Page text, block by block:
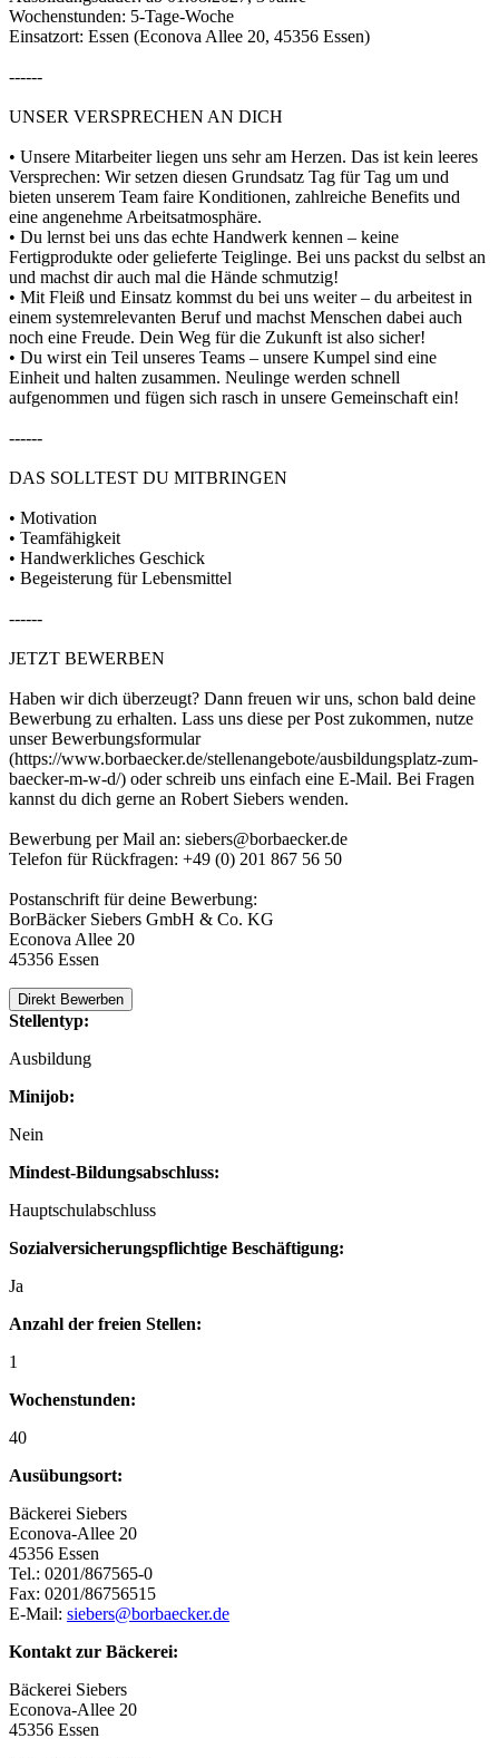
Wochenstunden: 5-Tage-Woche
Einsatzort: Essen (Econova Allee 20, 45356 Essen)
------
UNSER VERSPRECHEN AN DICH
• Unsere Mitarbeiter liegen uns sehr am Herzen. Das ist kein leeres
Versprechen: Wir setzen diesen Grundsatz Tag für Tag um und
bieten unserem Team faire Konditionen, zahlreiche Benefits und
eine angenehme Arbeitsatmosphäre.
• Du lernst bei uns das echte Handwerk kennen – keine
Fertigprodukte oder gelieferte Teiglinge. Bei uns packst du selbst an
und machst dir auch mal die Hände schmutzig!
• Mit Fleiß und Einsatz kommst du bei uns weiter – du arbeitest in
einem systemrelevanten Beruf und machst Menschen dabei auch
noch eine Freude. Dein Weg für die Zukunft ist also sicher!
• Du wirst ein Teil unseres Teams – unsere Kumpel sind eine
Einheit und halten zusammen. Neulinge werden schnell
aufgenommen und fügen sich rasch in unsere Gemeinschaft ein!
------
DAS SOLLTEST DU MITBRINGEN
• Motivation
• Teamfähigkeit
• Handwerkliches Geschick
• Begeisterung für Lebensmittel
------
JETZT BEWERBEN
Haben wir dich überzeugt? Dann freuen wir uns, schon bald deine
Bewerbung zu erhalten. Lass uns diese per Post zukommen, nutze
unser Bewerbungsformular
(https://www.borbaecker.de/stellenangebote/ausbildungsplatz-zum-
baecker-m-w-d/) oder schreib uns einfach eine E-Mail. Bei Fragen
kannst du dich gerne an Robert Siebers wenden.
Bewerbung per Mail an: siebers@borbaecker.de
Telefon für Rückfragen: +49 (0) 201 867 56 50
Postanschrift für deine Bewerbung:
BorBäcker Siebers GmbH & Co. KG
Econova Allee 20
45356 Essen
Direkt Bewerben
Stellentyp:
Ausbildung
Minijob:
Nein
Mindest-Bildungsabschluss:
Hauptschulabschluss
Sozialversicherungspflichtige Beschäftigung:
Ja
Anzahl der freien Stellen:
1
Wochenstunden:
40
Ausübungsort:
Bäckerei Siebers
Econova-Allee 20
45356 Essen
Tel.: 0201/867565-0
Fax: 0201/86756515
E-Mail: siebers@borbaecker.de
Kontakt zur Bäckerei:
Bäckerei Siebers
Econova-Allee 20
45356 Essen